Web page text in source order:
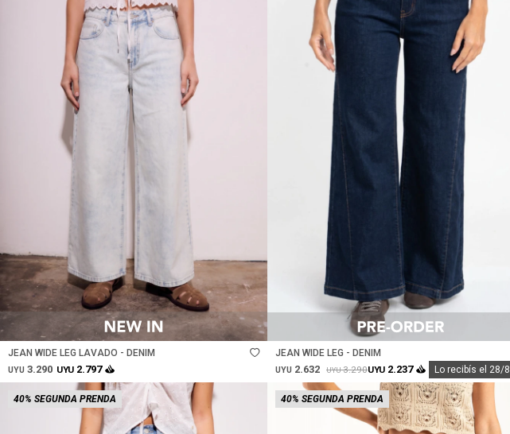
JEAN WIDE LEG LAVADO - DENIM
UYU 3.290 UYU 2.797
JEAN WIDE LEG - DENIM
UYU 2.632 UYU3.290UYU 2.237 Lo recibís el 28/8
40% SEGUNDA PRENDA 40% SEGUNDA PRENDA